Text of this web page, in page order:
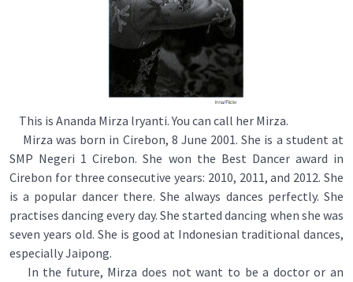
This is Ananda Mirza lryanti. You can call her Mirza.
Mirza was born in Cirebon, 8 June 2001. She is a student at
SMP Negeri 1 Cirebon. She won the Best Dancer award in
Cirebon for three consecutive years: 2010, 2011, and 2012. She
is a popular dancer there. She always dances perfectly. She
practises dancing every day. She started dancing when she was
seven years old. She is good at Indonesian traditional dances,
especially Jaipong.
In the future, Mirza does not want to be a doctor or an